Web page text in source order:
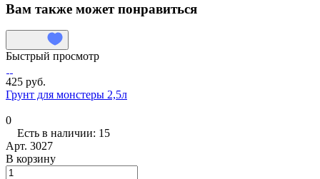
Вам также может понравиться
Быстрый просмотр
425 руб.
Грунт для монстеры 2,5л
0
Есть в наличии: 15
Арт. 3027
В корзину